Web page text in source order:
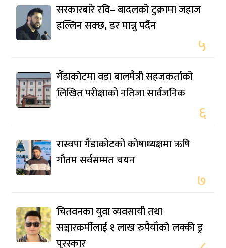
सरकारबारे रवि– बादलको टुक्रामा जहाज
हल्लिन सक्छ, डर मान्नु पर्दैन
५
गैँडाकोटमा वडा बालमैत्री सहजकर्ताको
लिखित परीक्षाको नतिजा सार्वजनिक
६
रास्वपा गैंडाकोटको कोषाध्यक्षमा ऋषि
गौतम सर्वसम्मत चयन
७
चितवनका युवा व्यवसायी तथा
सञ्चारकर्मीलाई १ लाख रुपैयाँको लक्की ड्र
पुरस्कार